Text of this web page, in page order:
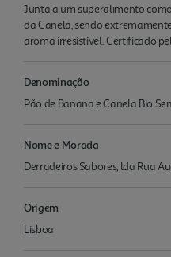
Junta a um superalimento
da Canela, sendo
aroma irresistível. Certificado
Denominação
Pão de Banana e Canela Bio
Nome e Morada
Derradeiros Sabores, lda Rua
Origem
Lisboa